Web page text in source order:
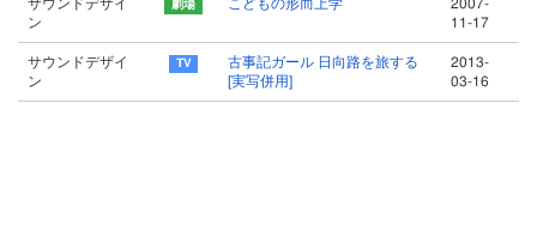
サウンドデザイ
ン
こどもの形而上学
2007-
11-17
サウンドデザイ
ン
古事記ガール 日向路を旅する
[実写併用]
2013-
03-16